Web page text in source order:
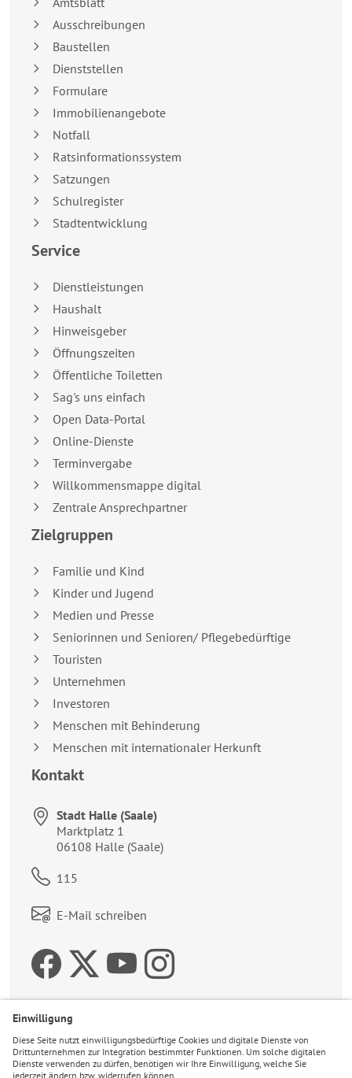
Ausschreibungen
Baustellen
Dienststellen
Formulare
Immobilienangebote
Notfall
Ratsinformationssystem
Satzungen
Schulregister
Stadtentwicklung
Service
Dienstleistungen
Haushalt
Hinweisgeber
Öffnungszeiten
Öffentliche Toiletten
Sag's uns einfach
Open Data-Portal
Online-Dienste
Terminvergabe
Willkommensmappe digital
Zentrale Ansprechpartner
Zielgruppen
Familie und Kind
Kinder und Jugend
Medien und Presse
Seniorinnen und Senioren/ Pflegebedürftige
Touristen
Unternehmen
Investoren
Menschen mit Behinderung
Menschen mit internationaler Herkunft
Kontakt
Stadt Halle (Saale)
Anschrift:
Marktplatz 1
06108 Halle (Saale)
Telefon:
115
Link zum Kontaktformular:
E-Mail schreiben
Zur Facebookseite
Zum
ZurZur
Wetter
23°C Leicht bewölkt